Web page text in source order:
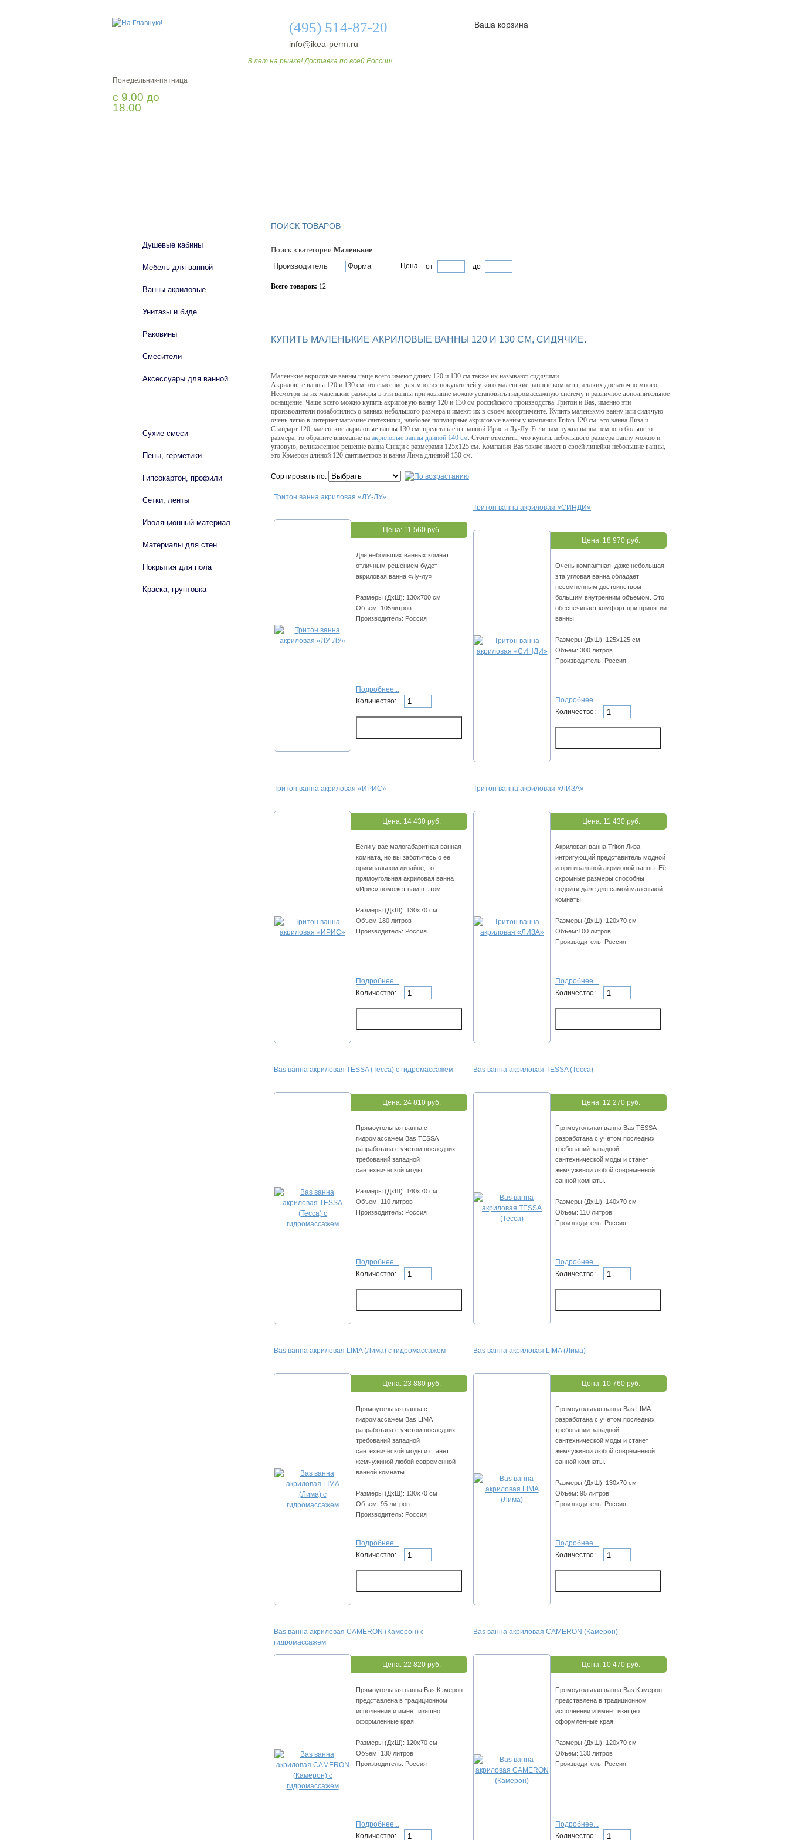
(495) 514-87-20
info@ikea-perm.ru
8 лет на рынке! Доставка по всей России!
Ваша корзина
Понедельник-пятница
с 9.00 до
18.00
ПОИСК ТОВАРОВ
Поиск в категории Маленькие
Производитель
Форма Цена от до
Всего товаров: 12
КУПИТЬ МАЛЕНЬКИЕ АКРИЛОВЫЕ ВАННЫ 120 И 130 СМ, СИДЯЧИЕ.
Маленькие акриловые ванны чаще всего имеют длину 120 и 130 см также их называют сидячими.
Акриловые ванны 120 и 130 см это спасение для многих покупателей у кого маленькие ванные комнаты, а таких достаточно много.
Несмотря на их маленькие размеры в эти ванны при желание можно установить гидромассажную систему и различное дополнительное
оснащение. Чаще всего можно купить акриловую ванну 120 и 130 см российского производства Тритон и Bas, именно эти
производители позаботились о ваннах небольшого размера и имеют их в своем ассортименте. Купить маленькую ванну или сидячую
очень легко в интернет магазине сантехники, наиболее популярные акриловые ванны у компании Triton 120 см. это ванна Лиза и
Стандарт 120, маленькие акриловые ванны 130 см. представлены ванной Ирис и Лу-Лу. Если вам нужна ванна немного большего
размера, то обратите внимание на акриловые ванны длиной 140 см. Стоит отметить, что купить небольшого размера ванну можно и
угловую, великолепное решение ванна Синди с размерами 125х125 см. Компания Bas также имеет в своей линейки небольшие ванны,
это Кэмерон длиной 120 сантиметров и ванна Лима длинной 130 см.
Сортировать по:
Тритон ванна акриловая «ЛУ-ЛУ»
Цена: 11 560 руб.
Для небольших ванных комнат
отличным решением будет
акриловая ванна «Лу-лу».
Размеры (ДхШ): 130х700 см
Объем: 105литров
Производитель: Россия
Подробнее...
Количество:
Тритон ванна акриловая «СИНДИ»
Цена: 18 970 руб.
Очень компактная, даже небольшая,
эта угловая ванна обладает
несомненным достоинством –
большим внутренним объемом. Это
обеспечивает комфорт при принятии
ванны.
Размеры (ДхШ): 125х125 см
Объем: 300 литров
Производитель: Россия
Подробнее...
Количество:
Тритон ванна акриловая «ИРИС»
Цена: 14 430 руб.
Если у вас малогабаритная ванная
комната, но вы заботитесь о ее
оригинальном дизайне, то
прямоугольная акриловая ванна
«Ирис» поможет вам в этом.
Размеры (ДхШ): 130х70 см
Объем:180 литров
Производитель: Россия
Подробнее...
Количество:
Тритон ванна акриловая «ЛИЗА»
Цена: 11 430 руб.
Акриловая ванна Triton Лиза -
интригующий представитель модной
и оригинальной акриловой ванны. Её
скромные размеры способны
подойти даже для самой маленькой
комнаты.
Размеры (ДхШ): 120х70 см
Объем:100 литров
Производитель: Россия
Подробнее...
Количество:
Bas ванна акриловая TESSA (Тесса) с гидромассажем
Цена: 24 810 руб.
Прямоугольная ванна с
гидромассажем Bas TESSA
разработана с учетом последних
требований западной
сантехнической моды.
Размеры (ДхШ): 140х70 см
Объем: 110 литров
Производитель: Россия
Подробнее...
Количество:
Bas ванна акриловая TESSA (Тесса)
Цена: 12 270 руб.
Прямоугольная ванна Bas TESSA
разработана с учетом последних
требований западной
сантехнической моды и станет
жемчужиной любой современной
ванной комнаты.
Размеры (ДхШ): 140х70 см
Объем: 110 литров
Производитель: Россия
Подробнее...
Количество:
Bas ванна акриловая LIMA (Лима) с гидромассажем
Цена: 23 880 руб.
Прямоугольная ванна с
гидромассажем Bas LIMA
разработана с учетом последних
требований западной
сантехнической моды и станет
жемчужиной любой современной
ванной комнаты.
Размеры (ДхШ): 130х70 см
Объем: 95 литров
Производитель: Россия
Подробнее...
Количество:
Bas ванна акриловая LIMA (Лима)
Цена: 10 760 руб.
Прямоугольная ванна Bas LIMA
разработана с учетом последних
требований западной
сантехнической моды и станет
жемчужиной любой современной
ванной комнаты.
Размеры (ДхШ): 130х70 см
Объем: 95 литров
Производитель: Россия
Подробнее...
Количество:
Bas ванна акриловая CAMERON (Камерон) с
гидромассажем
Цена: 22 820 руб.
Прямоугольная ванна Bas Кэмерон
представлена в традиционном
исполнении и имеет изящно
оформленные края.
Размеры (ДхШ): 120х70 см
Объем: 130 литров
Производитель: Россия
Подробнее...
Количество:
Bas ванна акриловая CAMERON (Камерон)
Цена: 10 470 руб.
Прямоугольная ванна Bas Кэмерон
представлена в традиционном
исполнении и имеет изящно
оформленные края.
Размеры (ДхШ): 120х70 см
Объем: 130 литров
Производитель: Россия
Подробнее...
Количество:
Душевые кабины
Мебель для ванной
Ванны акриловые
Унитазы и биде
Раковины
Смесители
Аксессуары для ванной
Сухие смеси
Пены, герметики
Гипсокартон, профили
Сетки, ленты
Изоляционный материал
Материалы для стен
Покрытия для пола
Краска, грунтовка